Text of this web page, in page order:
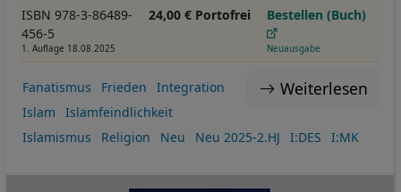
ISBN 978-3-86489-
456-5
1. Auflage 18.08.2025
24,00 € Portofrei Bestellen (Buch)
Neuausgabe
Weiterlesen
Fanatismus Frieden
Integration
Islam
Islamfeindlichkeit
Islamismus
Religion Neu Neu 2025-2.HJ I:DES I:MK